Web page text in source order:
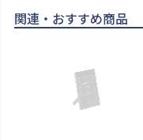
関連・おすすめ商品